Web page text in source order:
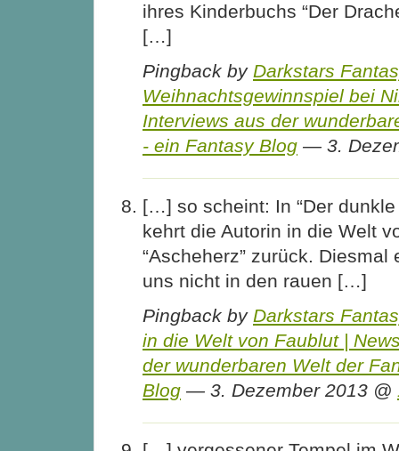
ihres Kinderbuchs “Der
[…]
Pingback by Darkstars
Weihnachtsgewinnspiel bei
Interviews aus der
- ein Fantasy Blog — 3.
[…] so scheint: In “Der dunkle
kehrt die Autorin in die Welt
“Ascheherz” zurück.
uns nicht in den rauen […]
Pingback by Darkstars
in die Welt von Faublut |
der wunderbaren Welt der
Blog — 3. Dezember 2013 @